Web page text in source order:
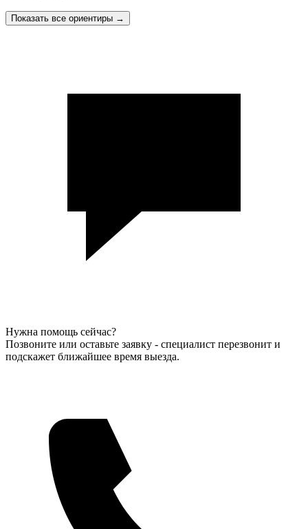
Показать все ориентиры →
Нужна помощь сейчас?
Позвоните или оставьте заявку - специалист перезвонит и
подскажет ближайшее время выезда.